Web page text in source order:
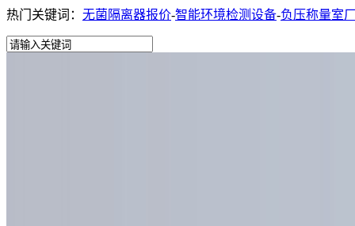
热门关键词： 无菌隔离器报价-智能环境检测设备-负压称量室